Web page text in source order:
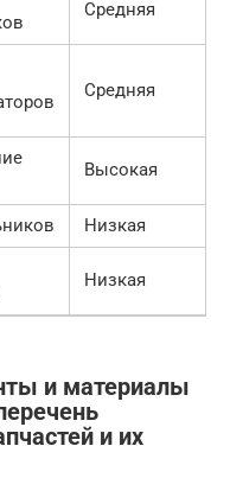
Средняя
Средняя
Высокая
Низкая
Низкая
и материалы
и их